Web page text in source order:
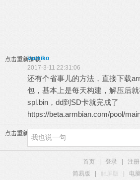
点击重新加载
izumiko
2017-3-11 22:31:06
还有个省事儿的方法，直接下载
包，基本上是每天构建，解压后
spl.bin，dd到SD卡就完成了
https://beta.armbian.com/pool/
点击重新加载
首页 登录
注册
简易版
触屏版 电